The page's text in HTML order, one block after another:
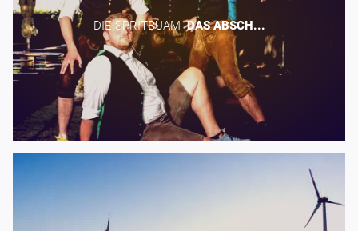
DIE SPRITBUAM -​DAS ABSCH...